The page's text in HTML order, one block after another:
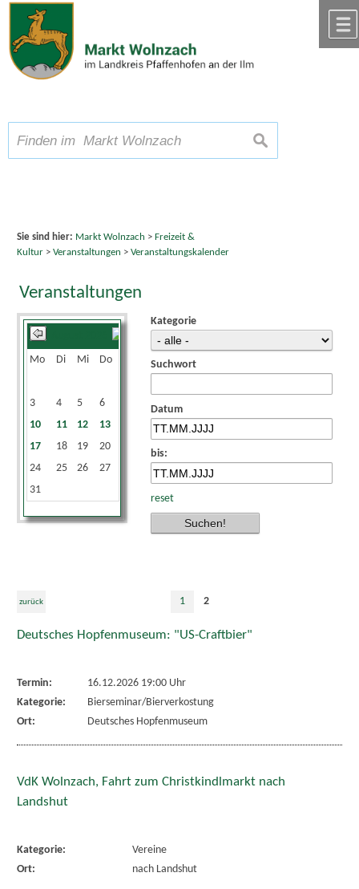
Zum Inhalt,zur Navigation
Schriftgröße A A A suchen
Sie sind hier: Markt Wolnzach > Freizeit &
Kultur> Veranstaltungen > Veranstaltungskalender
Veranstaltungen
Mo
Di Mi Do Sa
So
3
4 5 6
10
11 12 13 15
16
17
18 19 20 22
24
25 26 27 29
30
31
Kategorie
Suchwort
Datum
bis:
reset
zurück 1 2
Deutsches Hopfenmuseum: "US-Craftbier"
Termin:
16.12.2026 19:00 Uhr
Kategorie:
Bierseminar/Bierverkostung
Ort:
Deutsches Hopfenmuseum
VdK Wolnzach, Fahrt zum Christkindlmarkt nach
Landshut
Kategorie:
Vereine
Ort:
nach Landshut